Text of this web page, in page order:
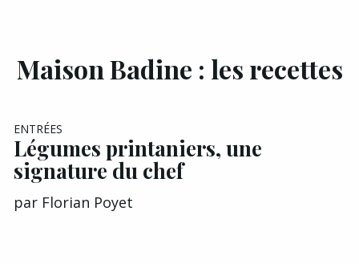
Maison Badine : les recettes
ENTRÉES
Légumes printaniers, une
signature du chef
par Florian Poyet